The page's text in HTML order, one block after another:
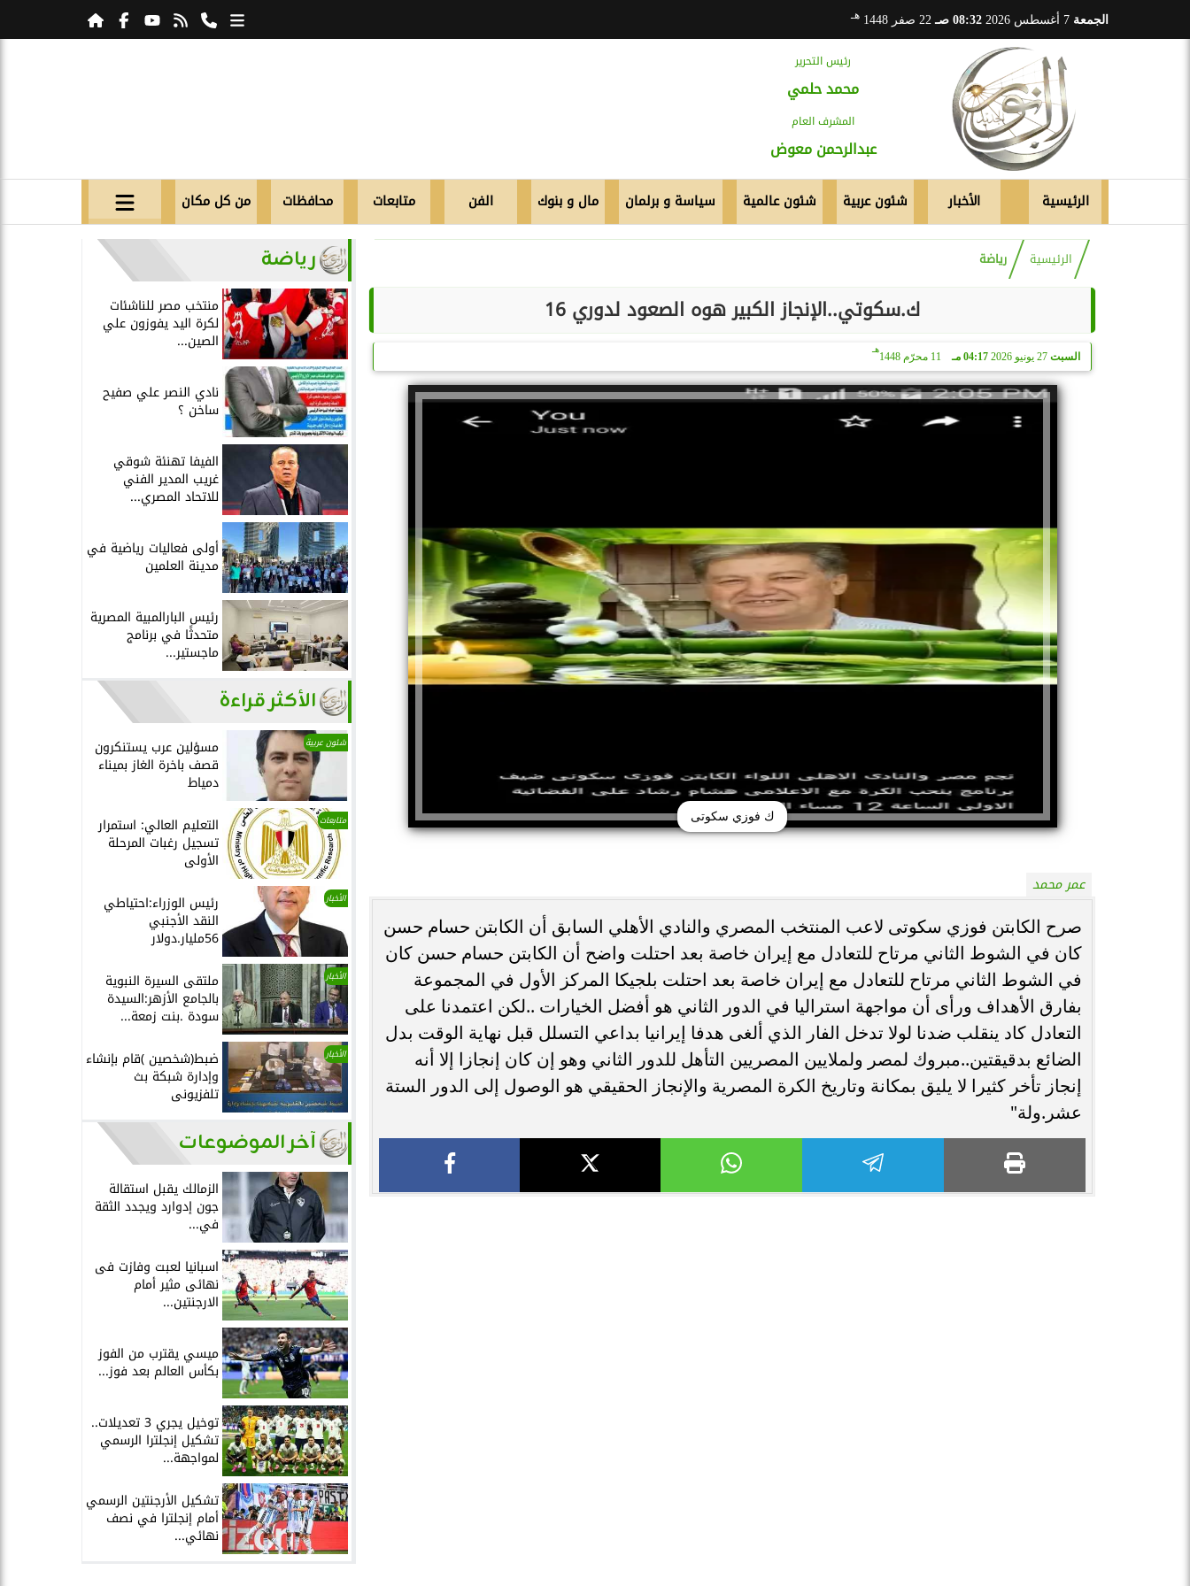
الجمعة 08:32 صـ 22 صفر 1448 هـ
رئيس التحرير
محمد حلمي
المشرف العام
عبدالرحمن معوض
الرئيسية الأخبار شئون عربية شئون عالمية سياسة و برلمان مال و بنوك الفن متابعات محافظات من كل مكان
الرئيسية رياضة
ك.سكوتي..الإنجاز الكبير هوه الصعود لدوري 16
السبت 27 يونيو 2026 04:17 مـ 11 محرّم 1448
هـ
ك فوزي سكوتى
عمر محمد
صرح الكابتن فوزي سكوتى لاعب المنتخب المصري والنادي الأهلي السابق أن الكابتن حسام حسن
كان في الشوط الثاني مرتاح للتعادل مع إيران خاصة بعد احتلت واضح أن الكابتن حسام حسن كان
في الشوط الثاني مرتاح للتعادل مع إيران خاصة بعد احتلت بلجيكا المركز الأول في المجموعة
بفارق الأهداف ورأى أن مواجهة استراليا في الدور الثاني هو أفضل الخيارات ..لكن اعتمدنا على
التعادل كاد ينقلب ضدنا لولا تدخل الفار الذي ألغى هدفا إيرانيا بداعي التسلل قبل نهاية الوقت بدل
الضائع بدقيقتين..مبروك لمصر ولملايين المصريين التأهل للدور الثاني وهو إن كان إنجازا إلا أنه
إنجاز تأخر كثيرا لا يليق بمكانة وتاريخ الكرة المصرية والإنجاز الحقيقي هو الوصول إلى الدور الستة
عشر.ولة"
رياضة
منتخب مصر للناشئات
لكرة اليد يفوزون علي
الصين...
نادي النصر علي صفيح
ساخن ؟
الفيفا تهنئة شوقي
غريب المدير الفني
للاتحاد المصري...
أولى فعاليات رياضية في
مدينة العلمين
رئيس البارالمبية المصرية
متحدثًا في برنامج
ماجستير...
الأكثر قراءة
شئون عربية مسؤلين عرب يستنكرون
قصف باخرة الغاز بميناء
دمياط
متابعات التعليم العالي: استمرار
تسجيل رغبات المرحلة
الأولى
الأخبار رئيس الوزراء:احتياطي
النقد الأجنبي
56مليار.دولار
الأخبار ملتقى السيرة النبوية
بالجامع الأزهر:السيدة
سودة .بنت زمعة...
الأخبار ضبط(شخصين )قام بإنشاء
وإدارة شبكة بث
تلفزيونى
آخر الموضوعات
الزمالك يقبل استقالة
جون إدوارد ويجدد الثقة
في...
اسبانيا لعبت وفازت فى
نهائى مثير أمام
الارجنتين...
ميسي يقترب من الفوز
بكأس العالم بعد فوز...
توخيل يجري 3 تعديلات..
تشكيل إنجلترا الرسمي
لمواجهة...
تشكيل الأرجنتين الرسمي
أمام إنجلترا في نصف
نهائي...